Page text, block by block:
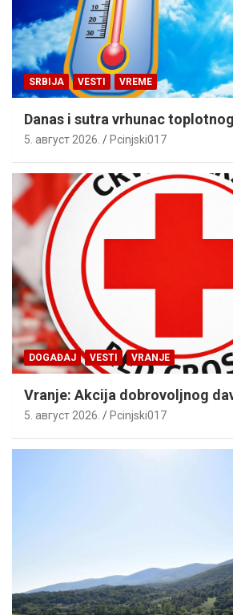
SRBIJA VESTI VREME
Danas i sutra vrhunac
5. август 2026. Pcinjski017
DOGAĐAJ VESTI VRANJE
Vranje: Akcija dobrovoljnog
5. август 2026. Pcinjski017